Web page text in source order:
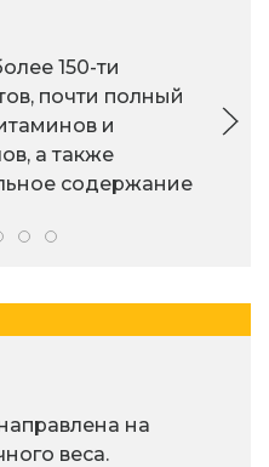
150-ти
почти полный
и
а также
содержание
на
веса.